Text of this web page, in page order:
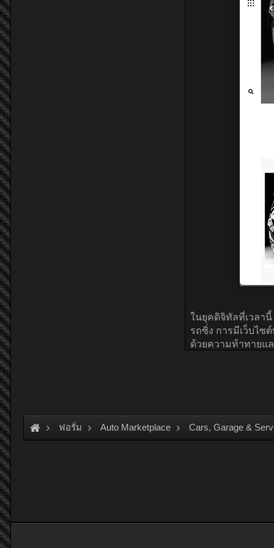
ฟอรั่ม Auto Marketplace Cars, Garage &